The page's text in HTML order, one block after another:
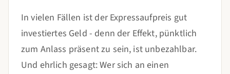
In vielen Fällen ist der Expressaufpreis gut
investiertes Geld - denn der Effekt, pünktlich
zum Anlass präsent zu sein, ist unbezahlbar.
Und ehrlich gesagt: Wer sich an einen